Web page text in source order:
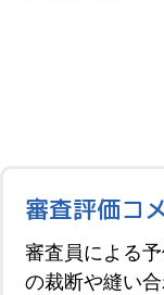
審査評価コ
審査員による
の裁断や縫い